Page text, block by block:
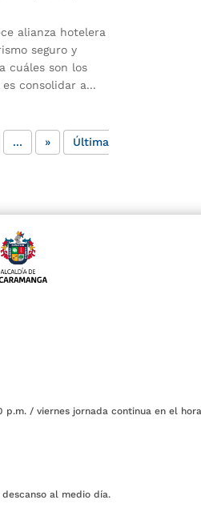
alianza hotelera
seguro y
cuáles son los
consolidar a...
... »
Última
p.m. / viernes jornada continua en el
al medio día.